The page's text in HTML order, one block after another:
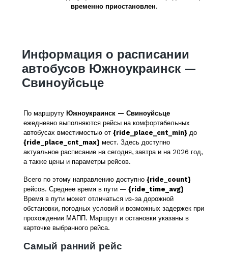
временно приостановлен.
Информация о расписании
автобусов Южноукраинск —
Свиноуйсьце
По маршруту Южноукраинск — Свиноуйсьце
ежедневно выполняются рейсы на комфортабельных
автобусах вместимостью от {ride_place_cnt_min} до
{ride_place_cnt_max} мест. Здесь доступно
актуальное расписание на сегодня, завтра и на 2026 год,
а также цены и параметры рейсов.
Всего по этому направлению доступно {ride_count}
рейсов. Среднее время в пути — {ride_time_avg}
Время в пути может отличаться из-за дорожной
обстановки, погодных условий и возможных задержек при
прохождении МАПП. Маршрут и остановки указаны в
карточке выбранного рейса.
Самый ранний рейс